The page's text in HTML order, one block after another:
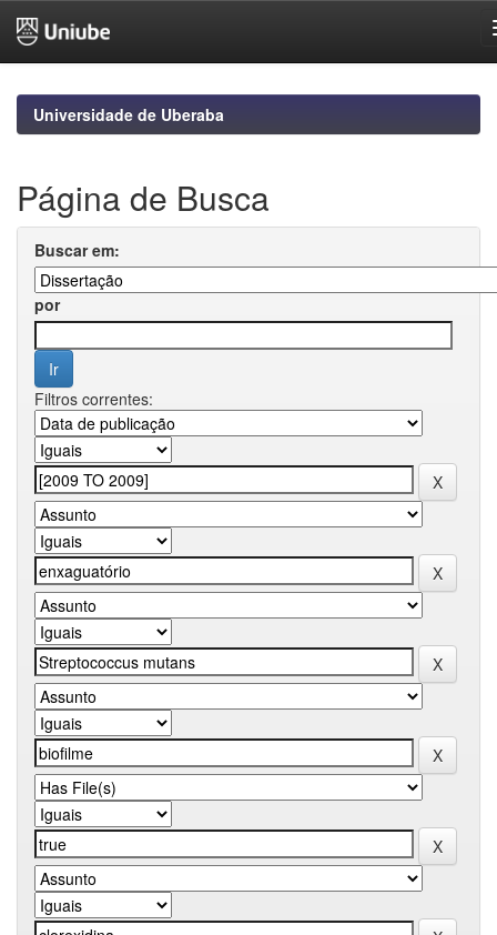
navigationUniversidade de Uberaba
Página de Busca
Buscar em:
por
Filtros correntes: